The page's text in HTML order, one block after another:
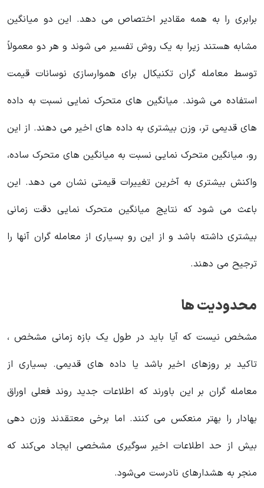
برابری را به همه مقادیر اختصاص می دهد. این دو میانگین
مشابه هستند زیرا به یک روش تفسیر می شوند و هر دو معمولاً
توسط معامله گران تکنیکال برای هموارسازی نوسانات قیمت
استفاده می شوند. میانگین‌ های متحرک نمایی نسبت به داده
های قدیمی تر، وزن بیشتری به داده های اخیر می دهند. از این
رو، میانگین‌ متحرک نمایی نسبت به میانگین های متحرک ساده،
واکنش بیشتری به آخرین تغییرات قیمتی نشان می دهد. این
باعث می شود که نتایج میانگین‌ متحرک نمایی دقت زمانی
بیشتری داشته باشد و از این رو بسیاری از معامله گران آنها را
ترجیح می دهند.
محدودیت ها
مشخص نیست که آیا باید در طول یک بازه زمانی مشخص ،
تاکید بر روزهای اخیر باشد یا داده های قدیمی. بسیاری از
معامله گران بر این باورند که اطلاعات جدید روند فعلی اوراق
بهادار را بهتر منعکس می کنند. اما برخی معتقدند وزن دهی
بیش از حد اطلاعات اخیر سوگیری مشخصی ایجاد می‌کند که
منجر به هشدارهای نادرست می‌شود.